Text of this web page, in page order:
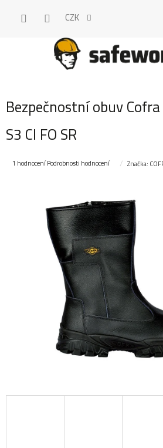
CZK
Bezpečnostní obuv
S3 CI FO SR
Průměrné
1 hodnoceníPodrobnosti hodnocení Značka: